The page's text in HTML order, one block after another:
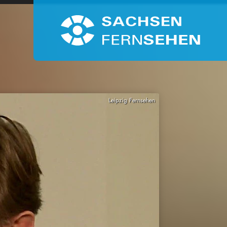
Leipzig Fernsehen